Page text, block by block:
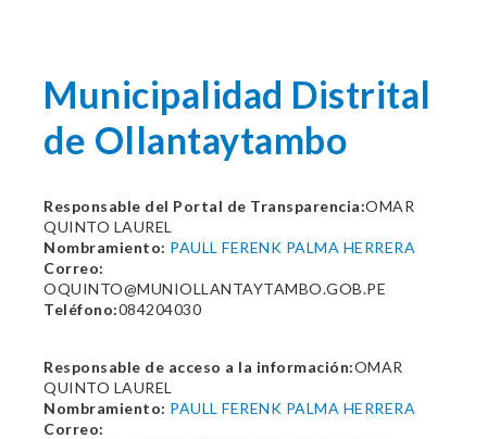
Municipalidad Distrital
de Ollantaytambo
Responsable del Portal de Transparencia:OMAR
QUINTO LAUREL
Nombramiento: PAULL FERENK PALMA HERRERA
Correo:
OQUINTO@MUNIOLLANTAYTAMBO.GOB.PE
Teléfono:084204030
Responsable de acceso a la información:OMAR
QUINTO LAUREL
Nombramiento: PAULL FERENK PALMA HERRERA
Correo: